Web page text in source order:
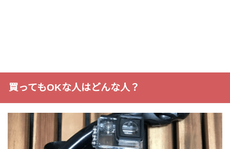
買ってもOKな人はどんな人？